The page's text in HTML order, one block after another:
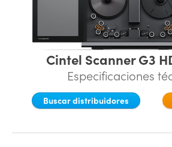
China
Finland
France
Cintel Scanner G3
Especificaciones
Buscar distribuidores